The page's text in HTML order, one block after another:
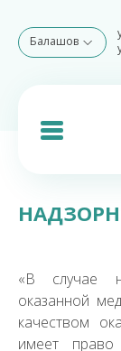
Балашов
«В случае
оказанной
качеством
имеет